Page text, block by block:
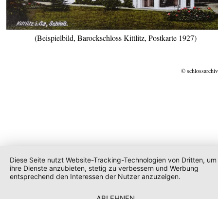
(Beispielbild, Barockschloss Kittlitz, Postkarte 1927)
©
Diese Seite nutzt Website-Tracking-Technologien von Dritten, um
ihre Dienste anzubieten, stetig zu verbessern und Werbung
entsprechend den Interessen der Nutzer anzuzeigen.